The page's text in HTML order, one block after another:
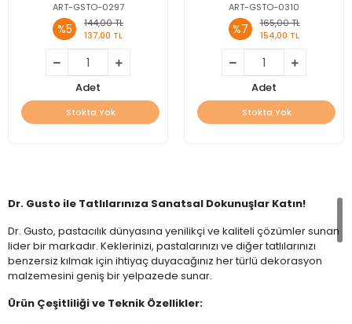
ART-GSTO-0297
%5
144,00 TL
137,00 TL
Adet
Stokta Yok
ART-GSTO-0310
%7
165,00 TL
154,00 TL
Adet
Stokta Yok
Dr. Gusto ile Tatlılarınıza Sanatsal Dokunuşlar Katın!
Dr. Gusto, pastacılık dünyasına yenilikçi ve kaliteli çözümler sunan
lider bir markadır. Keklerinizi, pastalarınızı ve diğer tatlılarınızı
benzersiz kılmak için ihtiyaç duyacağınız her türlü dekorasyon
malzemesini geniş bir yelpazede sunar.
Ürün Çeşitliliği ve Teknik Özellikler: